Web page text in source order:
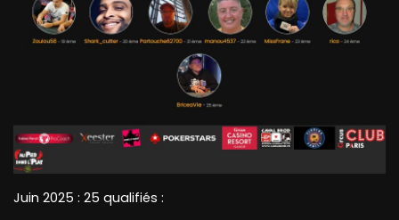
Juin 2025 : 25 qualifiés :